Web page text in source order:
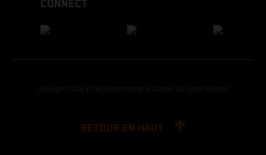
CONNECT
Copyright 2026 KTM Sportmotorcycle GmbH, all rights reserved
RETOUR EN HAUT